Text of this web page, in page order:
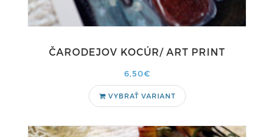
ČARODEJOV KOCÚR/ ART PRINT
6,50€
VYBRAŤ VARIANT